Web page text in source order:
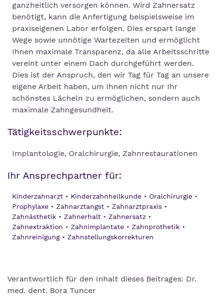
ganzheitlich versorgen können. Wird Zahnersatz
benötigt, kann die Anfertigung beispielsweise im
praxiseigenen Labor erfolgen. Dies erspart lange
Wege sowie unnötige Wartezeiten und ermöglicht
Ihnen maximale Transparenz, da alle Arbeitsschritte
vereint unter einem Dach durchgeführt werden.
Dies ist der Anspruch, den wir Tag für Tag an unsere
eigene Arbeit haben, um Ihnen nicht nur Ihr
schönstes Lächeln zu ermöglichen, sondern auch
maximale Zahngesundheit.
Tätigkeitsschwerpunkte:
Implantologie, Oralchirurgie, Zahnrestaurationen
Ihr Ansprechpartner für:
Kinderzahnarzt Kinderzahnheilkunde
Oralchirurgie
Prophylaxe
Zahnarztangst
Zahnarztpraxis
Zahnästhetik
Zahnerhalt
Zahnersatz
Zahnextraktion
Zahnimplantate
Zahnprothetik
Zahnreinigung
Zahnstellungskorrekturen
Verantwortlich für den Inhalt dieses Beitrages: Dr.
med. dent. Bora Tuncer